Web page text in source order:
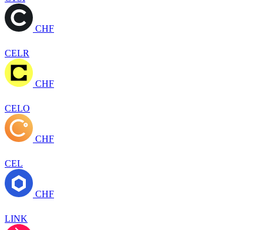
CHF
CELR
CHF
CELO
CHF
CEL
CHF
LINK